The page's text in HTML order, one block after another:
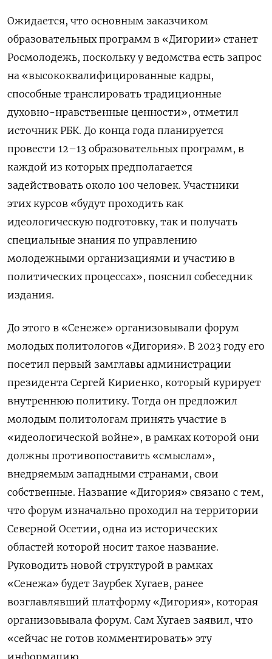
Ожидается, что основным заказчиком
образовательных программ в «Дигории» станет
Росмолодежь, поскольку у ведомства есть запрос
на «высококвалифицированные кадры,
способные транслировать традиционные
духовно-нравственные ценности», отметил
источник РБК. До конца года планируется
провести 12–13 образовательных программ, в
каждой из которых предполагается
задействовать около 100 человек. Участники
этих курсов «будут проходить как
идеологическую подготовку, так и получать
специальные знания по управлению
молодежными организациями и участию в
политических процессах», пояснил собеседник
издания.
До этого в «Сенеже» организовывали форум
молодых политологов «Дигория». В 2023 году его
посетил первый замглавы администрации
президента Сергей Кириенко, который курирует
внутреннюю политику. Тогда он предложил
молодым политологам принять участие в
«идеологической войне», в рамках которой они
должны противопоставить «смыслам»,
внедряемым западными странами, свои
собственные. Название «Дигория» связано с тем,
что форум изначально проходил на территории
Северной Осетии, одна из исторических
областей которой носит такое название.
Руководить новой структурой в рамках
«Сенежа» будет Заурбек Хугаев, ранее
возглавлявший платформу «Дигория», которая
организовывала форум. Сам Хугаев заявил, что
«сейчас не готов комментировать» эту